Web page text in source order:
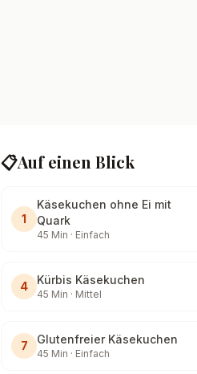
📋Auf einen Blick
1
Käsekuchen ohne Ei mit
Quark
45 Min · Einfach
4 Kürbis Käsekuchen
45 Min · Mittel
7 Glutenfreier Käsekuchen
45 Min · Einfach